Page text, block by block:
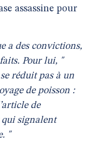
assassine pour
a des convictions,
Pour lui, "
réduit pas à un
de poisson :
de
qui signalent
"